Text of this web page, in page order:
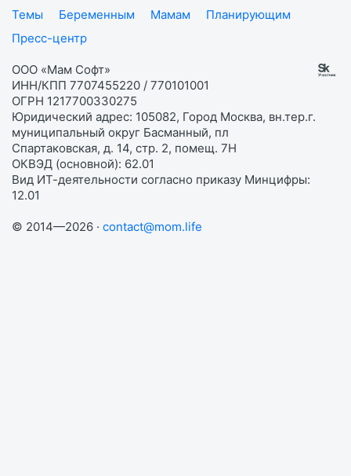
Темы
Беременным Мамам
Планирующим
Пресс-центр
ООО «Мам Софт»
ИНН/КПП 7707455220 / 770101001
ОГРН 1217700330275
Юридический адрес: 105082, Город Москва, вн.тер.г.
муниципальный округ Басманный, пл
Спартаковская, д. 14, стр. 2, помещ. 7Н
ОКВЭД (основной): 62.01
Вид ИТ-деятельности согласно приказу Минцифры:
12.01
© 2014—2026 · contact@mom.life